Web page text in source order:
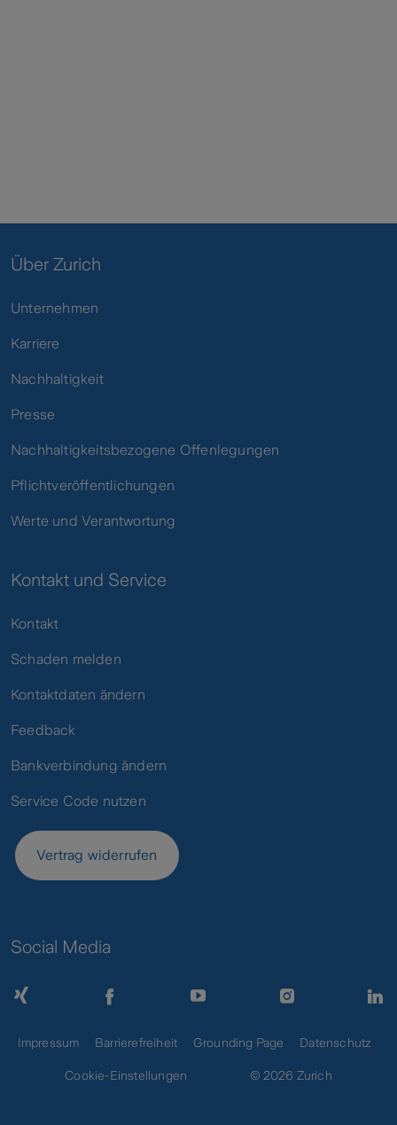
Über Zurich
Unternehmen
Karriere
Nachhaltigkeit
Presse
Nachhaltigkeitsbezogene Offenlegungen
Pflichtveröffentlichungen
Werte und Verantwortung
Kontakt und Service
Kontakt
Schaden melden
Kontaktdaten ändern
Feedback
Bankverbindung ändern
Service Code nutzen
Vertrag widerrufen
Social Media
Impressum Barrierefreiheit Grounding Page Datenschutz
Cookie-Einstellungen © 2026 Zurich